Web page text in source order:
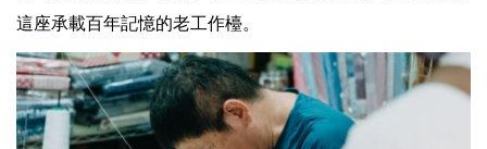
這座承載百年記憶的老工作檯。